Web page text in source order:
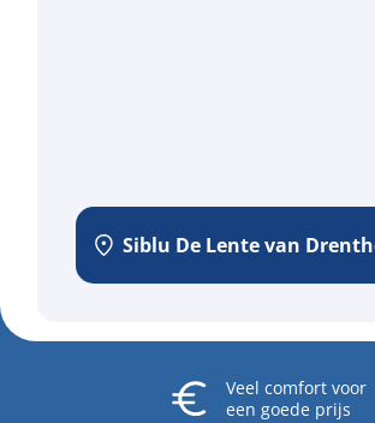
Siblu De Lente van
Veel comfort voor
een goede prijs